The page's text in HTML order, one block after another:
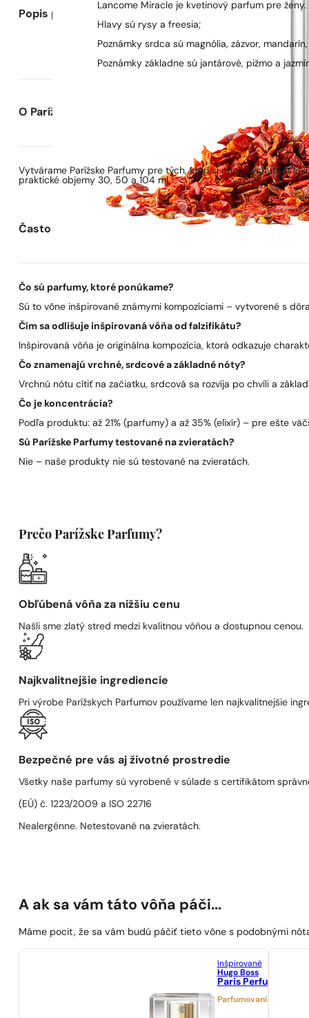
Popis parfumu
Lancome Miracle je kvetinový parfum pre
Hlavy sú rysy a freesia;
Poznámky srdca sú magnólia, zázvor,
Poznámky základne sú jantárové, pižmo a
O Parížskych Parfumoch
Vytvárame Parížske Parfumy pre tých, ktorí si chcú vychutnať
praktické objemy 30, 50 a 104 ml.
Často kladené otázky
Čo sú parfumy, ktoré ponúkame?
Sú to vône inšpirované známymi kompozíciami – vytvorené s
Čím sa odlišuje inšpirovaná vôňa od falzifikátu?
Inšpirovaná vôňa je originálna kompozícia, ktorá odkazuje
Čo znamenajú vrchné, srdcové a základné nóty?
Vrchnú nótu cítiť na začiatku, srdcová sa rozvíja po chvíli a
Čo je koncentrácia?
Podľa produktu: až 21% (parfumy) a až 35% (elixír) – pre ešte
Sú Parížske Parfumy testované na zvieratách?
Nie – naše produkty nie sú testované na zvieratách.
Prečo Parížske Parfumy?
Obľúbená vôňa za nižšiu cenu
Našli sme zlatý stred medzi kvalitnou vôňou a dostupnou cenou.
Najkvalitnejšie ingrediencie
Pri výrobe Parížskych Parfumov používame len najkvalitnejšie
Bezpečné pre vás aj životné prostredie
Všetky naše parfumy sú vyrobené v súlade s certifikátom
(EÚ) č. 1223/2009 a ISO 22716
Nealergénne. Netestované na zvieratách.
A ak sa vám táto vôňa páči...
Máme pocit, že sa vám budú páčiť tieto vône s podobnými
Inšpirované
Hugo Boss
Paris Perfumes N°
Parfumovanie 25%